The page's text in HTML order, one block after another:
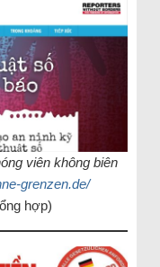
viên không biên
grenzen.de/
hợp)